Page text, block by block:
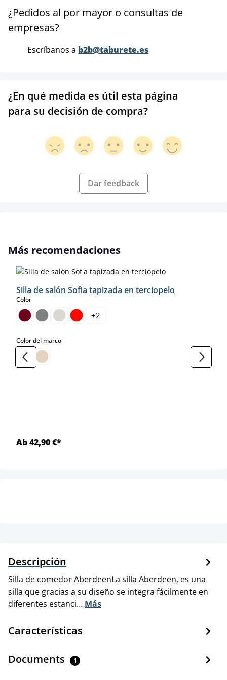
¿Pedidos al por mayor o consultas de
empresas?
Escríbanos a b2b@taburete.es
¿En qué medida es útil esta página
para su decisión de compra?
Dar feedback
Omitir la galería de productos
Más recomendaciones
Silla de salón Sofia tapizada en terciopelo
Colorselect
+2
Color del marcoselect
Ab 42,90 €*
Descripción
Silla de comedor AberdeenLa silla Aberdeen, es una
silla que gracias a su diseño se integra fácilmente en
diferentes estanci… Más
Características
Documents 1